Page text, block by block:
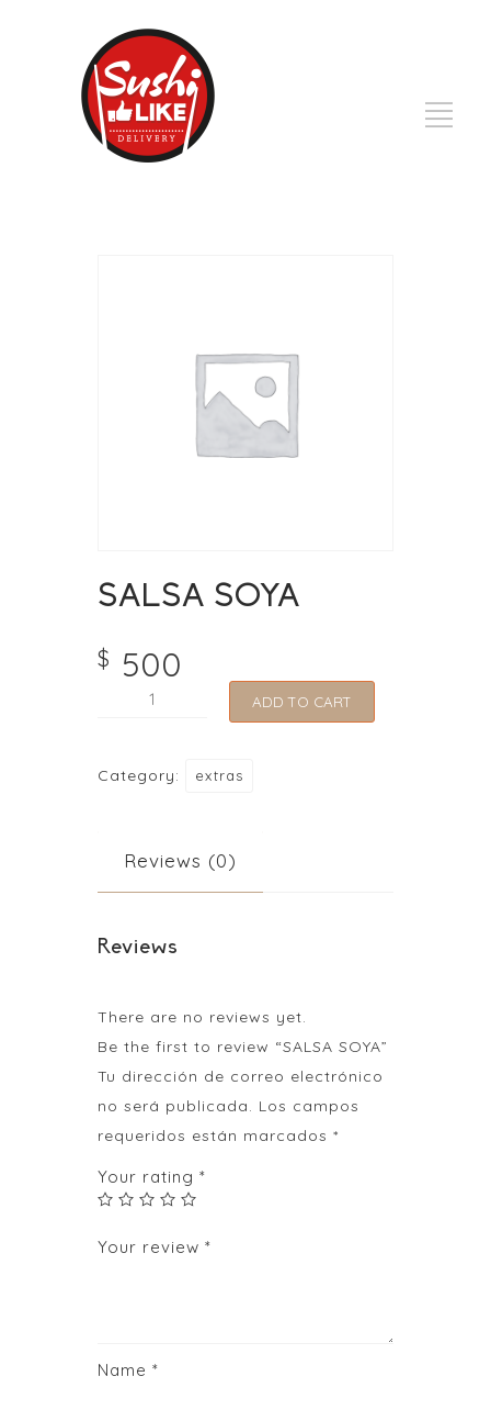
SALSA SOYA
$ 500
SALSA
ADD TO CART
Category: extras
Reviews (0)
Reviews
There are no reviews yet.
Be the first to review “SALSA SOYA”
Tu dirección de correo electrónico
no será publicada. Los campos
requeridos están marcados *
Your rating *
Your review *
Name *